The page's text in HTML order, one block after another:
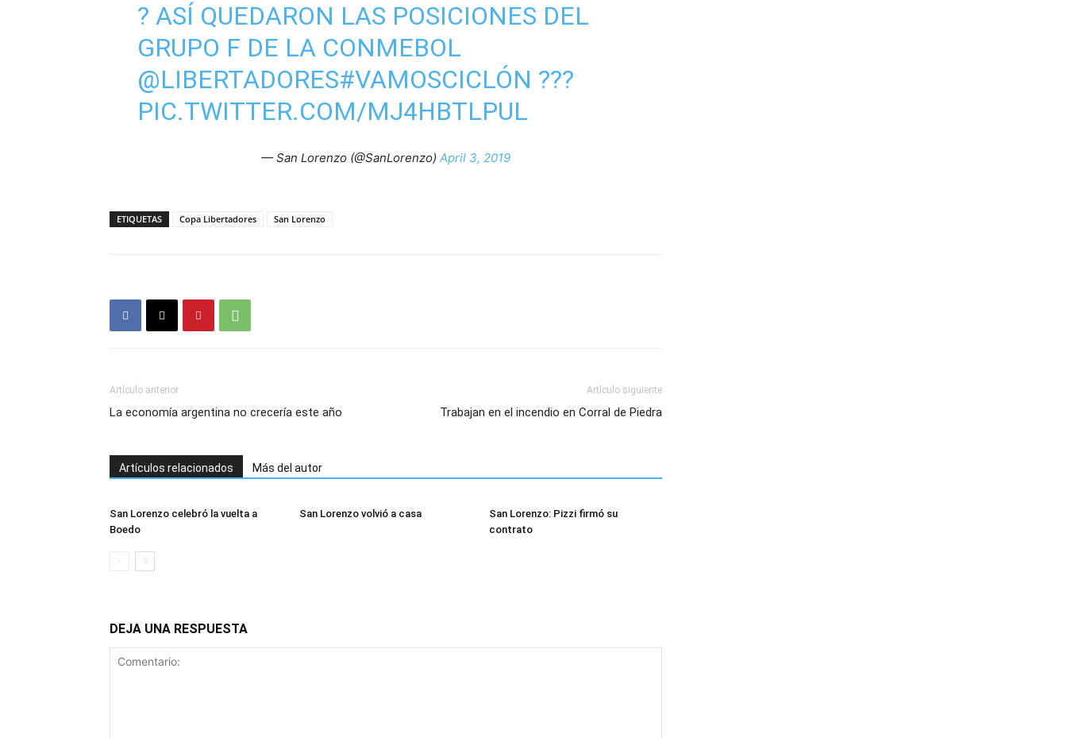
? ASÍ QUEDARON LAS POSICIONES DEL
GRUPO F DE LA CONMEBOL
@LIBERTADORES#VAMOSCICLÓN ???
PIC.TWITTER.COM/MJ4HBTLPUL
— San Lorenzo (@SanLorenzo) April 3, 2019
ETIQUETAS Copa Libertadores San Lorenzo
Artículo anterior
La economía argentina no crecería este año
Artículo siguiente
Trabajan en el incendio en Corral de Piedra
Artículos relacionados Más del autor
San Lorenzo celebró la vuelta a
Boedo
San Lorenzo volvió a casa
San Lorenzo: Pizzi firmó su
contrato
DEJA UNA RESPUESTA